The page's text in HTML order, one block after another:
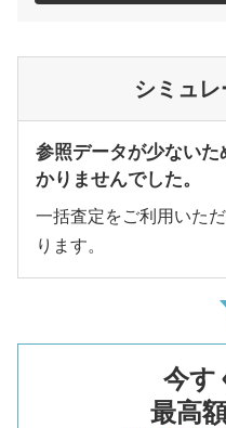
シミュ
参照データが少ない
かりませんでした。
一括査定をご利用いた
ります。
今す
最高